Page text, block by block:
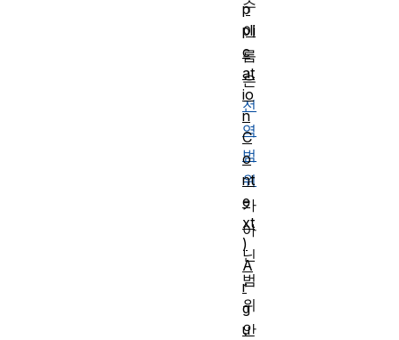
수
이
름
은
전
역
범
위
가
아
닌
범
위
안
p
pli
c
at
io
n
C
o
nt
e
xt
)
A
r
g
u